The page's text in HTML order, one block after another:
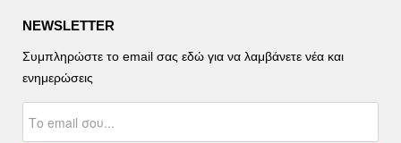
NEWSLETTER
Συμπληρώστε το email σας εδώ για να λαμβάνετε νέα και
ενημερώσεις